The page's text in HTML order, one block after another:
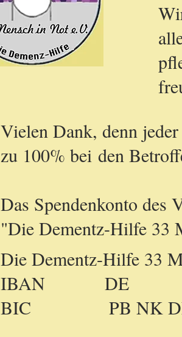
Vielen Dank, denn
zu 100% bei den
Das Spendenkonto des
"Die Dementz-Hilfe 33
Die Dementz-Hilfe 33
IBAN DE
BIC PB NK DE